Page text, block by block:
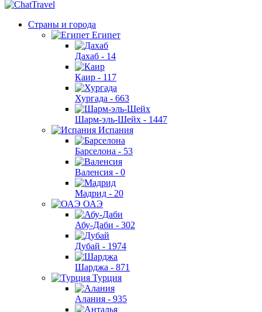
Страны и города
Египет
Дахаб - 14
Каир - 117
Хургада - 663
Шарм-эль-Шейх - 1447
Испания
Барселона - 53
Валенсия - 0
Мадрид - 20
ОАЭ
Абу-Даби - 302
Дубай - 1974
Шарджа - 871
Турция
Алания - 935